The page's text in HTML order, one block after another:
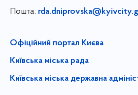
Пошта:
Офіційний портал Києва
Київська міська рада
Київська міська державна